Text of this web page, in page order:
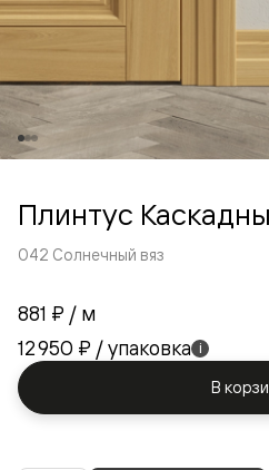
Плинтус
042 Солнечный вяз
881 ₽ / м
12 950 ₽ / упаковка i
В